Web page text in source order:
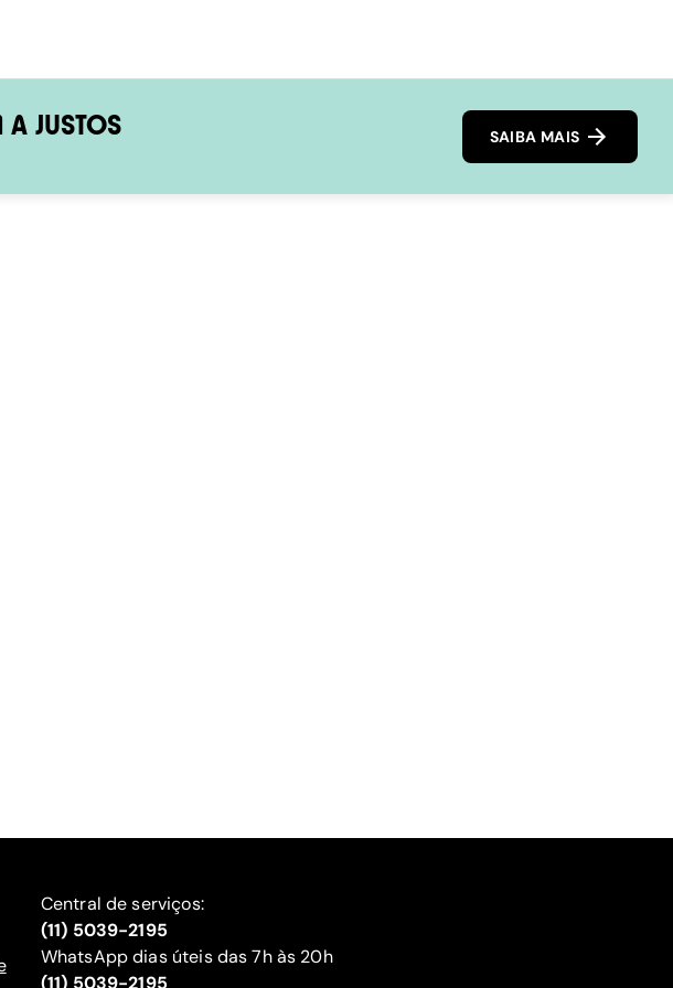
JUSTOS SAIBA MAIS
Central de serviços:
(11) 5039-2195
WhatsApp dias úteis das 7h às 20h
(11) 5039-2195